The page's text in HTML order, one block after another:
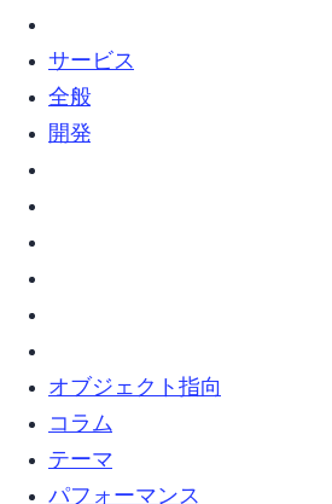
webサービス (2)
web全般 (5)
Web開発 (2)
オブジェクト指向 (5)
コラム (8)
テーマ (4)
パフォーマンス (1)